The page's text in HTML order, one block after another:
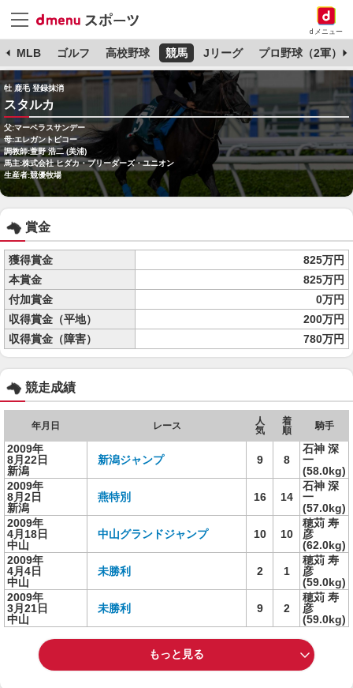
dメニュー
MLB ゴルフ 高校野球 競馬 Jリーグ プロ野球（2軍）
牡 鹿毛 登録抹消
スタルカ
父:マーベラスサンデー
母:エレガントピコー
調教師:萱野 浩二 (美浦)
馬主:株式会社 ヒダカ・ブリーダーズ・ユニオン
生産者:競優牧場
賞金
獲得賞金
825万円
本賞金
825万円
付加賞金
0万円
収得賞金（平地）
200万円
収得賞金（障害）
780万円
競走成績
年月日 レース
人
気
着
順
騎手
2009年
8月22日
新潟
新潟ジャンプ 9 8
石神 深
一
(58.0kg)
2009年
8月2日
新潟
燕特別 16 14
石神 深
一
(57.0kg)
2009年
4月18日
中山
中山グランドジャンプ 10 10
穂苅 寿
彦
(62.0kg)
2009年
4月4日
中山
未勝利 2 1
穂苅 寿
彦
(59.0kg)
2009年
3月21日
中山
未勝利 9 2
穂苅 寿
彦
(59.0kg)
もっと見る